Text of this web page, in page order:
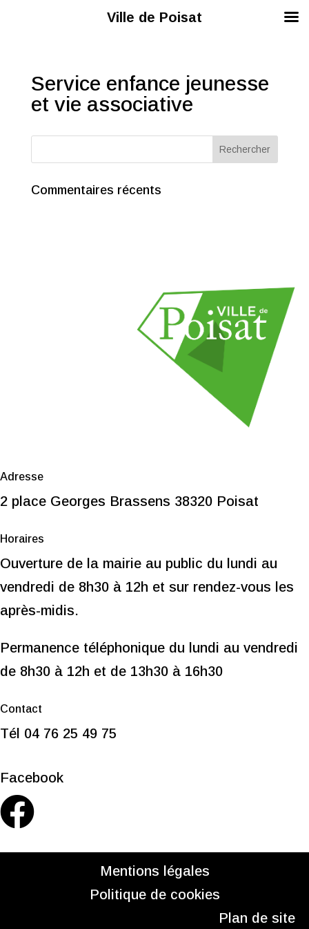
Service enfance jeunesse
et vie associative
Commentaires récents
Adresse
2 place Georges Brassens 38320 Poisat
Horaires
Ouverture de la mairie au public du lundi au
vendredi de 8h30 à 12h et sur rendez-vous les
après-midis.
Permanence téléphonique du lundi au vendredi
de 8h30 à 12h et de 13h30 à 16h30
Contact
Tél 04 76 25 49 75
Facebook
Mentions légales
Politique de cookies
Plan de site
Ville de Poisat